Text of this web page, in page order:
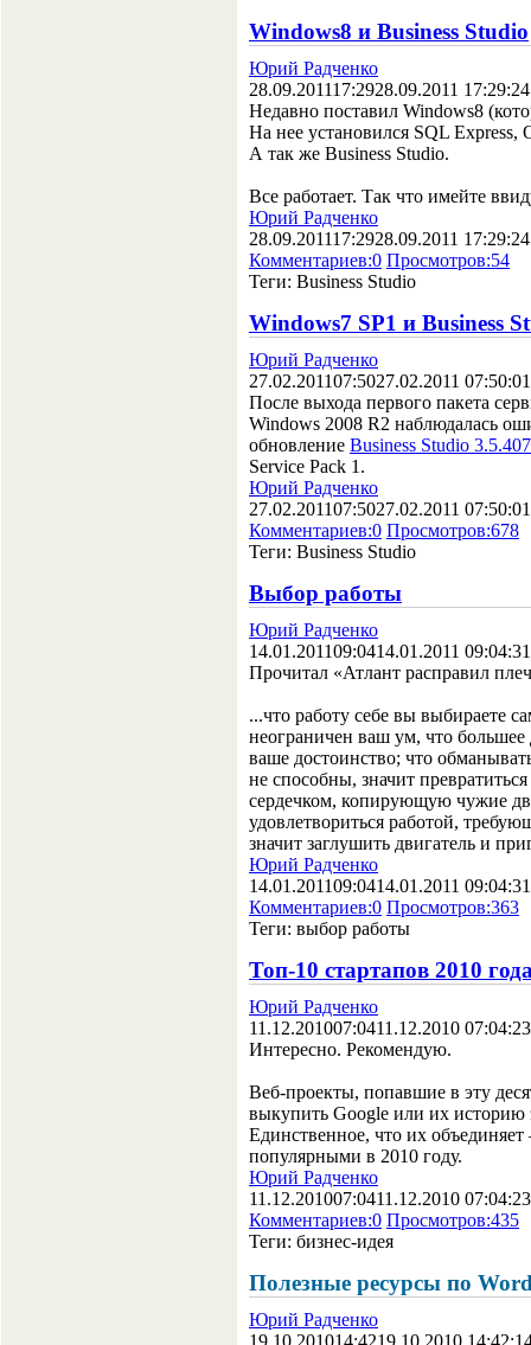
Windows8 и Business Studio
Юрий Радченко
28.09.201117:2928.09.2011 17:29:24
Недавно поставил Windows8
На нее установился SQL Express,
А так же Business Studio.
Все работает. Так что имейте
Юрий Радченко
28.09.201117:2928.09.2011 17:29:24
Комментариев:0 Просмотров:54
Теги: Business Studio
Windows7 SP1 и Business
Юрий Радченко
27.02.201107:5027.02.2011 07:50:01
После выхода первого пакета
Windows 2008 R2 наблюдалась
обновление Business Studio
Service Pack 1.
Юрий Радченко
27.02.201107:5027.02.2011 07:50:01
Комментариев:0 Просмотров:678
Теги: Business Studio
Выбор работы
Юрий Радченко
14.01.201109:0414.01.2011 09:04:31
Прочитал «Атлант расправил
...что работу себе вы выбираете
неограничен ваш ум, что
ваше достоинство; что
не способны, значит
сердечком, копирующую чужие
удовлетвориться работой,
значит заглушить двигатель и
Юрий Радченко
14.01.201109:0414.01.2011 09:04:31
Комментариев:0 Просмотров:363
Теги: выбор работы
Топ-10 стартапов 2010
Юрий Радченко
11.12.201007:0411.12.2010 07:04:23
Интересно. Рекомендую.
Веб-проекты, попавшие в эту
выкупить Google или их историю
Единственное, что их
популярными в 2010 году.
Юрий Радченко
11.12.201007:0411.12.2010 07:04:23
Комментариев:0 Просмотров:435
Теги: бизнес-идея
Полезные ресурсы по
Юрий Радченко
19.10.201014:4219.10.2010